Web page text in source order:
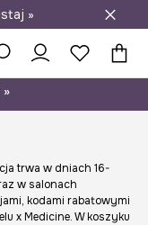
»
trwa w dniach 16-
w salonach
kodami rabatowymi
x Medicine. W koszyku